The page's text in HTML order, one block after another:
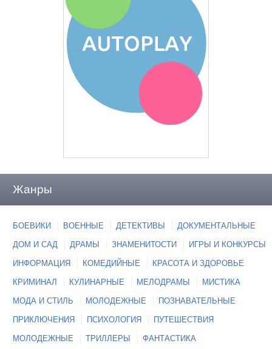
Жанры
БОЕВИКИ ВОЕННЫЕ ДЕТЕКТИВЫ ДОКУМЕНТАЛЬНЫЕ
ДОМ И САД ДРАМЫ ЗНАМЕНИТОСТИ ИГРЫ И КОНКУРСЫ
ИНФОРМАЦИЯ КОМЕДИЙНЫЕ КРАСОТА И ЗДОРОВЬЕ
КРИМИНАЛ КУЛИНАРНЫЕ МЕЛОДРАМЫ МИСТИКА
МОДА И СТИЛЬ МОЛОДЕЖНЫЕ ПОЗНАВАТЕЛЬНЫЕ
ПРИКЛЮЧЕНИЯ ПСИХОЛОГИЯ ПУТЕШЕСТВИЯ
МОЛОДЕЖНЫЕ ТРИЛЛЕРЫ ФАНТАСТИКА